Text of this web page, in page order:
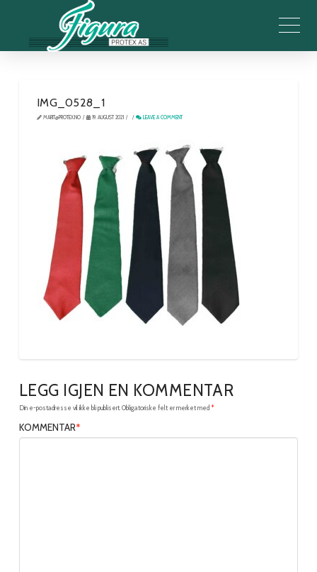
IMG_0528_1
MARIT@PROTEX.NO 19. AUGUST 2021 LEAVE A COMMENT
LEGG IGJEN EN KOMMENTAR
Din e-postadresse vil ikke bli publisert. Obligatoriske felt er merket med *
KOMMENTAR*